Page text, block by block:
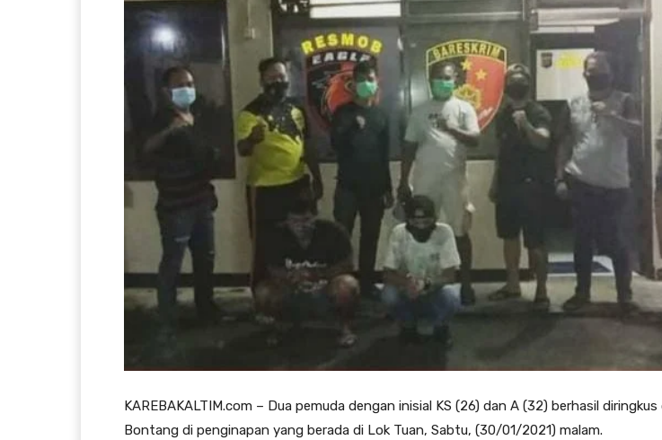
KAREBAKALTIM.com – Dua pemuda dengan inisial KS (26) dan A (32) berhasil diringkus
Bontang di penginapan yang berada di Lok Tuan, Sabtu, (30/01/2021) malam.